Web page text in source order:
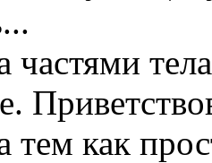
частями
тем как